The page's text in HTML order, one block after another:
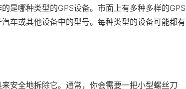
是哪种类型的GPS设备。市面上有多种多样的GPS
车或其他设备中的型号。每种类型的设备可能都有
安全地拆除它。通常，你会需要一把小型螺丝刀